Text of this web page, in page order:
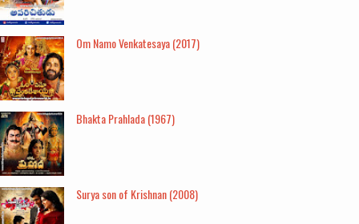
Om Namo Venkatesaya (2017)
Bhakta Prahlada (1967)
Surya son of Krishnan (2008)